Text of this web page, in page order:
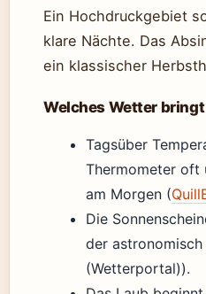
Ein Hochdruckgebiet
klare Nächte. Das
ein klassischer
Welches Wetter
Tagsüber
Thermometer oft
am Morgen (
Die
der
(Wetterportal)).